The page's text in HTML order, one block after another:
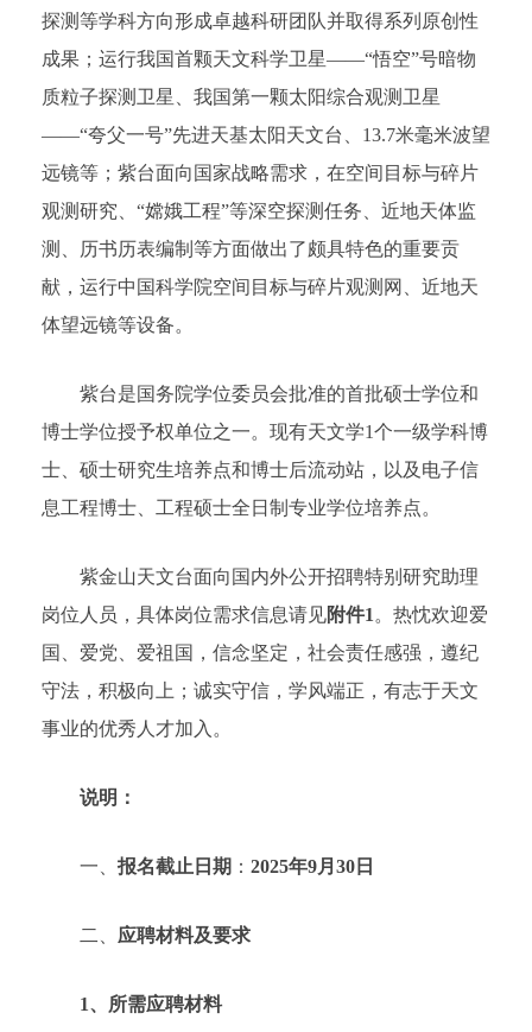
探测等学科方向形成卓越科研团队并取得系列原创性
成果；运行我国首颗天文科学卫星——“悟空”号暗物
质粒子探测卫星、我国第一颗太阳综合观测卫星
——“夸父一号”先进天基太阳天文台、13.7米毫米波望
远镜等；紫台面向国家战略需求，在空间目标与碎片
观测研究、“嫦娥工程”等深空探测任务、近地天体监
测、历书历表编制等方面做出了颇具特色的重要贡
献，运行中国科学院空间目标与碎片观测网、近地天
体望远镜等设备。
紫台是国务院学位委员会批准的首批硕士学位和
博士学位授予权单位之一。现有天文学1个一级学科博
士、硕士研究生培养点和博士后流动站，以及电子信
息工程博士、工程硕士全日制专业学位培养点。
紫金山天文台面向国内外公开招聘特别研究助理
岗位人员，具体岗位需求信息请见附件1 。热忱欢迎爱
国、爱党、爱祖国，信念坚定，社会责任感强，遵纪
守法，积极向上；诚实守信，学风端正，有志于天文
事业的优秀人才加入。
说明：
一、 报名截止日期 ： 2025年9月30日
二、 应聘材料及要求
1、所需应聘材料